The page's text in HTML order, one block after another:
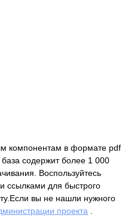
компонентам в формате pdf
содержит более 1 000
Воспользуйтесь
ссылками для быстрого
вы не нашли нужного
проекта